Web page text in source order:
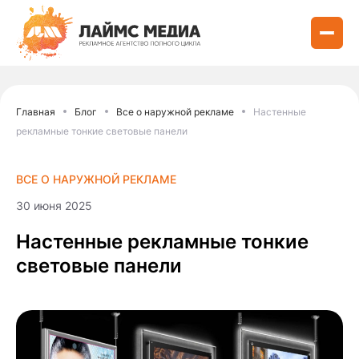
Главная Блог Все о наружной рекламе
Настенные
рекламные тонкие световые панели
ВСЕ О НАРУЖНОЙ РЕКЛАМЕ
30 июня 2025
Настенные рекламные тонкие
световые панели